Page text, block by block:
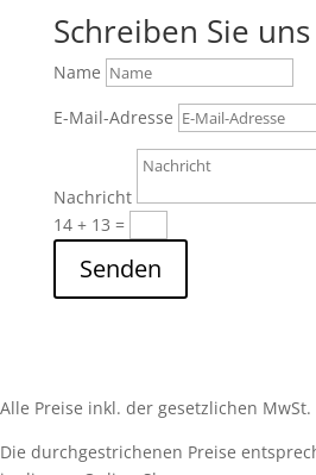
Schreiben Sie
Name
E-Mail-Adresse
Nachricht
14 + 13 =
Senden
Alle Preise inkl. der gesetzlichen MwSt.
Die durchgestrichenen Preise